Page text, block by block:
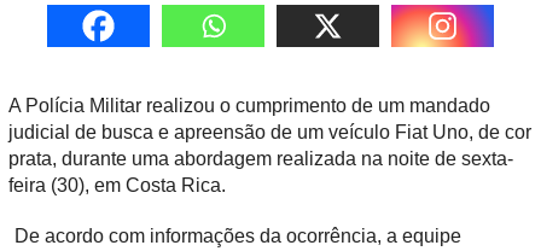
A Polícia Militar realizou o cumprimento de um mandado
judicial de busca e apreensão de um veículo Fiat Uno, de cor
prata, durante uma abordagem realizada na noite de sexta-
feira (30), em Costa Rica.
De acordo com informações da ocorrência, a equipe